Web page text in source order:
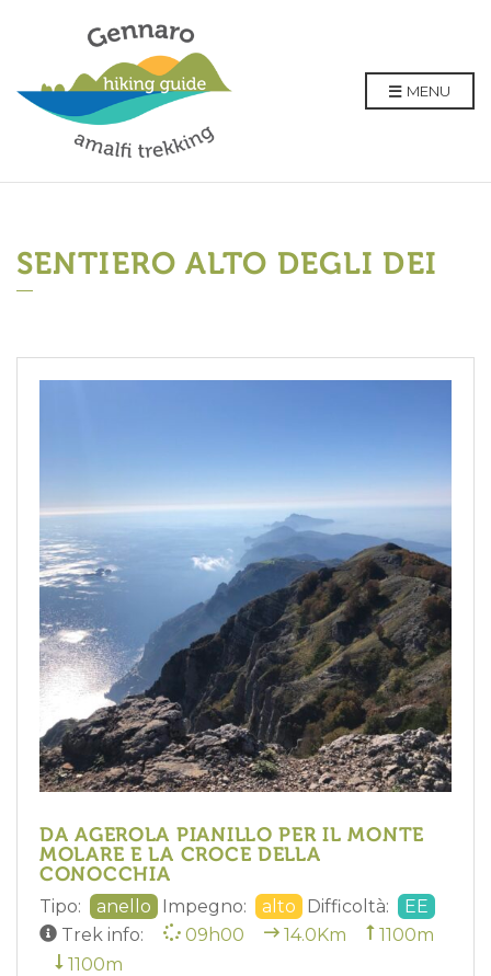
MENU
SENTIERO ALTO DEGLI DEI
DA AGEROLA PIANILLO PER IL MONTE
MOLARE E LA CROCE DELLA
CONOCCHIA
Tipo: anello Impegno: alto Difficoltà:
EE
Trek info:
09h00 14.0Km
1100m
1100m